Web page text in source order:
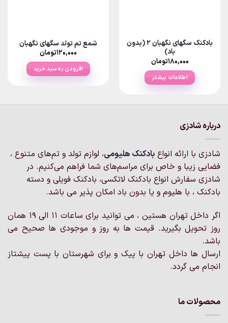
بادکنک سگهای نگهبان ۲ (بدون
باد)
۱۸۰,۰۰۰تومان
اطلاعات بیشتر
شمع تم تولد سگهای نگهبان
۱۲۰,۰۰۰تومان
افزودن به سبد خرید
درباره شادزی
شادزی با ارائه انواع بادکنک‌ هلیومی، لوازم تولد و تم‌های متنوع ،
فضایی زیبا و خاص برای مراسم‌های شما فراهم می‌کنیم. در
شادزی سفارش انواع بادکنک لاتکسی، بادکنک فویلی و دسته
بادکنک ، با هلیوم و یا بدون باد امکان پذیر می باشد.
اگر داخل تهران هستین ، می توانید برای ساعات 11 الی 19 همان
روز تحویل بگیرید. قیمت ها به روز و موجودی ها صحیح می
باشد.
ارسال ها داخل تهران با پیک و برای شهرستان با پست پیشتاز
انجام می گردد.
محصولات ما